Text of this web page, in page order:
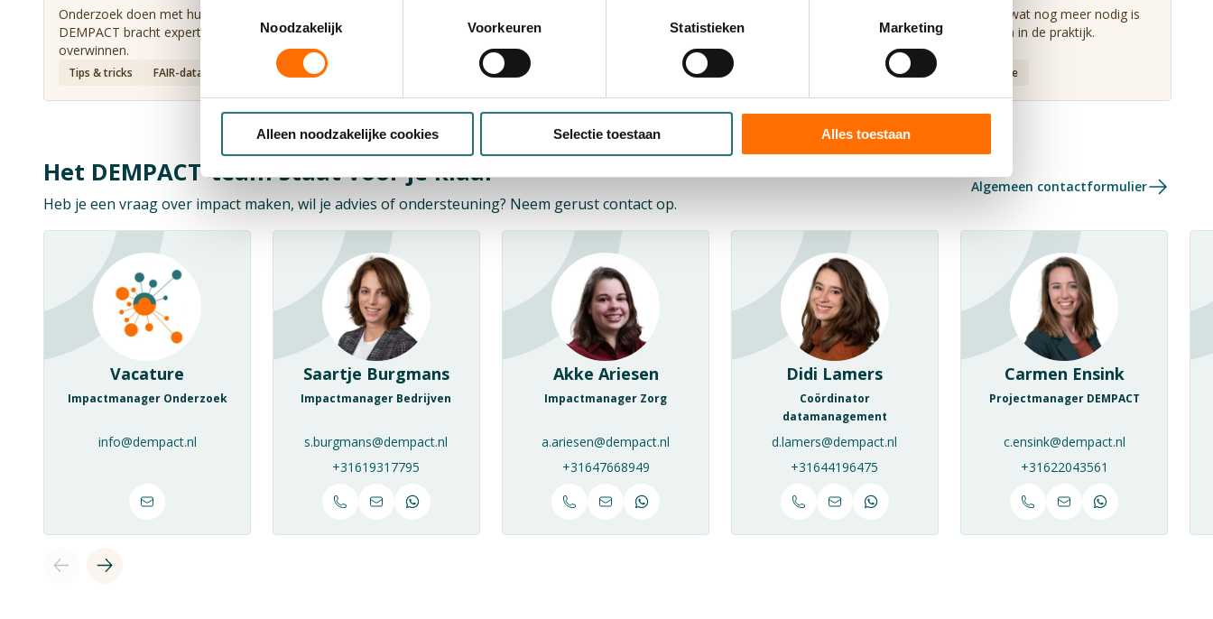
Noodzakelijk
Voorkeuren Statistieken Marketing
Alleen noodzakelijke cookies Selectie toestaan Alles toestaan
Onderzoek doen met huisartsendata kent obstakels.
DEMPACT bracht experts bij elkaar om die te
overwinnen.
Tips & tricks FAIR-datamanagement
resultaten toe? Akke Ariesen, Impactmanager zorg, zocht
het voor je uit.
Tips & tricks
Marjolein de Vugt deelt met jou wat nog meer nodig is
om een interventie toe te passen in de praktijk.
Ervaringsverhalen Implementatie
Het DEMPACT-team staat voor je klaar
Heb je een vraag over impact maken, wil je advies of ondersteuning? Neem gerust contact op.
Algemeen contactformulier
Vacature
Impactmanager Onderzoek
info@dempact.nl
Saartje Burgmans
Impactmanager Bedrijven
s.burgmans@dempact.nl
+31619317795
Akke Ariesen
Impactmanager Zorg
a.ariesen@dempact.nl
+31647668949
Didi Lamers
Coördinator
datamanagement
d.lamers@dempact.nl
+31644196475
Carmen Ensink
Projectmanager DEMPACT
c.ensink@dempact.nl
+31622043561